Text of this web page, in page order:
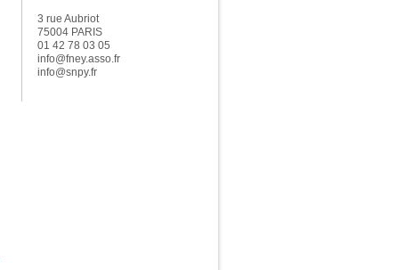
3 rue Aubriot
75004 PARIS
01 42 78 03 05
info@fney.asso.fr
info@snpy.fr